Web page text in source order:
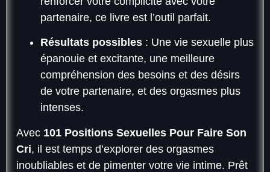
partenaire, ce livre est l’outil parfait.
Résultats possibles : Une vie sexuelle plus
épanouie et excitante, une meilleure
compréhension des besoins et des désirs
de votre partenaire, et des orgasmes plus
intenses.
Avec 101 Positions Sexuelles Pour Faire Son
Cri, il est temps d’explorer des orgasmes
inoubliables et de pimenter votre vie intime. Prêt